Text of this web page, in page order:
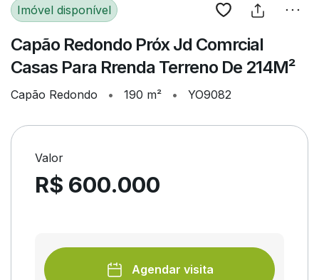
Imóvel disponível
Capão Redondo Próx Jd Comrcial
Casas Para Rrenda Terreno De 214M²
Capão Redondo • 190 m² • YO9082
Valor
R$ 600.000
Agendar visita